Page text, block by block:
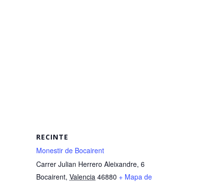
RECINTE
Monestir de Bocairent
Carrer Julian Herrero Aleixandre, 6
Bocairent, Valencia 46880 + Mapa de